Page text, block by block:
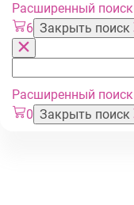
Расширенный поиск
6 Закрыть поиск
Расширенный поиск
0 Закрыть поиск